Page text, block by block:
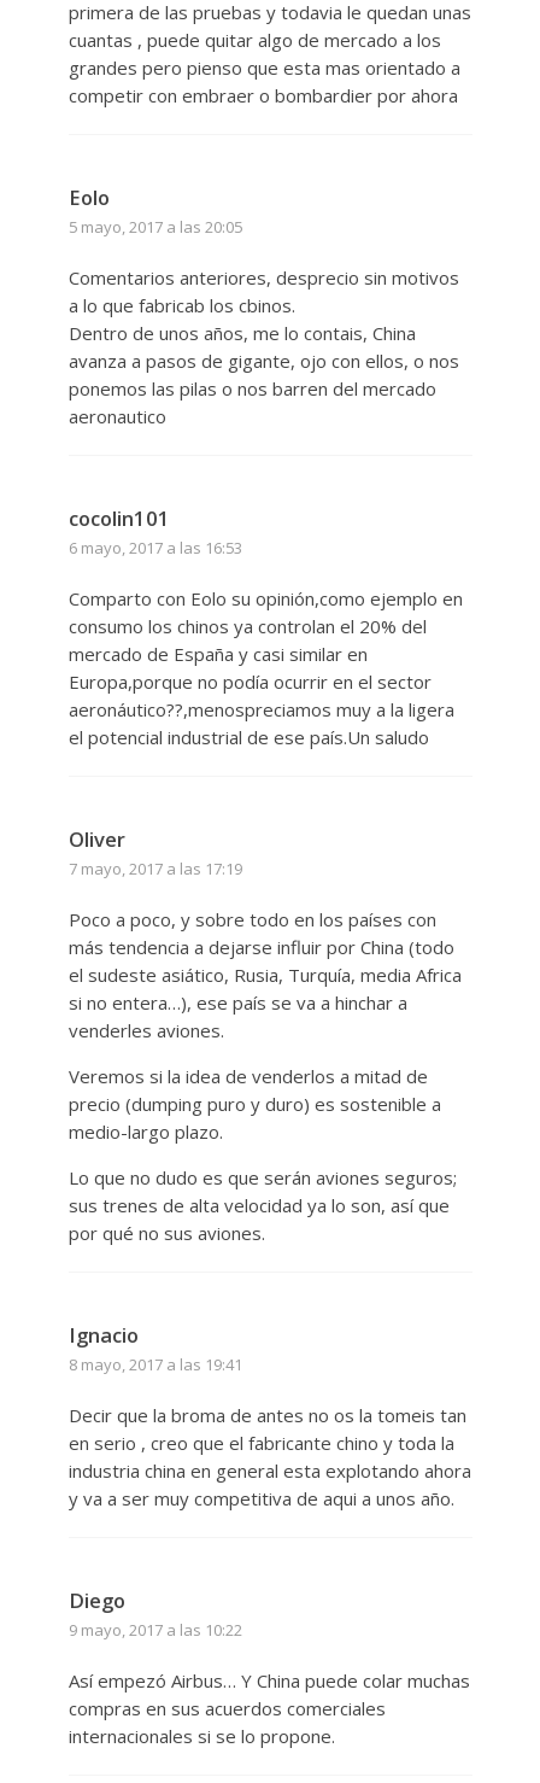
primera de las pruebas y todavia le quedan unas
cuantas , puede quitar algo de mercado a los
grandes pero pienso que esta mas orientado a
competir con embraer o bombardier por ahora
Eolo
5 mayo, 2017 a las 20:05
Comentarios anteriores, desprecio sin motivos
a lo que fabricab los cbinos.
Dentro de unos años, me lo contais, China
avanza a pasos de gigante, ojo con ellos, o nos
ponemos las pilas o nos barren del mercado
aeronautico
cocolin101
6 mayo, 2017 a las 16:53
Comparto con Eolo su opinión,como ejemplo en
consumo los chinos ya controlan el 20% del
mercado de España y casi similar en
Europa,porque no podía ocurrir en el sector
aeronáutico??,menospreciamos muy a la ligera
el potencial industrial de ese país.Un saludo
Oliver
7 mayo, 2017 a las 17:19
Poco a poco, y sobre todo en los países con
más tendencia a dejarse influir por China (todo
el sudeste asiático, Rusia, Turquía, media Africa
si no entera…), ese país se va a hinchar a
venderles aviones.
Veremos si la idea de venderlos a mitad de
precio (dumping puro y duro) es sostenible a
medio-largo plazo.
Lo que no dudo es que serán aviones seguros;
sus trenes de alta velocidad ya lo son, así que
por qué no sus aviones.
Ignacio
8 mayo, 2017 a las 19:41
Decir que la broma de antes no os la tomeis tan
en serio , creo que el fabricante chino y toda la
industria china en general esta explotando ahora
y va a ser muy competitiva de aqui a unos año.
Diego
9 mayo, 2017 a las 10:22
Así empezó Airbus… Y China puede colar muchas
compras en sus acuerdos comerciales
internacionales si se lo propone.